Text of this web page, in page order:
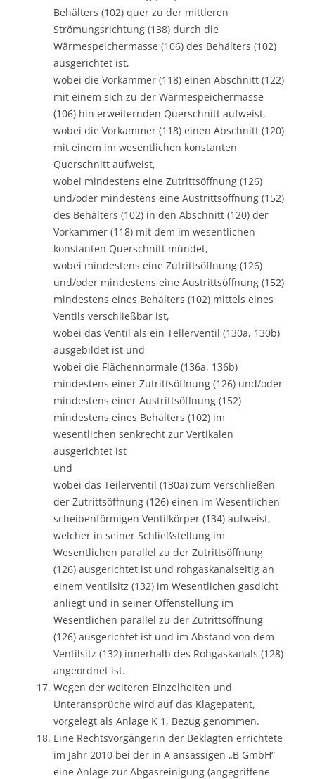
Behälters (102) quer zu der mittleren
Strömungsrichtung (138) durch die
Wärmespeichermasse (106) des Behälters (102)
ausgerichtet ist,
wobei die Vorkammer (118) einen Abschnitt (122)
mit einem sich zu der Wärmespeichermasse
(106) hin erweiternden Querschnitt aufweist,
wobei die Vorkammer (118) einen Abschnitt (120)
mit einem im wesentlichen konstanten
Querschnitt aufweist,
wobei mindestens eine Zutrittsöffnung (126)
und/oder mindestens eine Austrittsöffnung (152)
des Behälters (102) in den Abschnitt (120) der
Vorkammer (118) mit dem im wesentlichen
konstanten Querschnitt mündet,
wobei mindestens eine Zutrittsöffnung (126)
und/oder mindestens eine Austrittsöffnung (152)
mindestens eines Behälters (102) mittels eines
Ventils verschließbar ist,
wobei das Ventil als ein Tellerventil (130a, 130b)
ausgebildet ist und
wobei die Flächennormale (136a, 136b)
mindestens einer Zutrittsöffnung (126) und/oder
mindestens einer Austrittsöffnung (152)
mindestens eines Behälters (102) im
wesentlichen senkrecht zur Vertikalen
ausgerichtet ist
und
wobei das Teilerventil (130a) zum Verschließen
der Zutrittsöffnung (126) einen im Wesentlichen
scheibenförmigen Ventilkörper (134) aufweist,
welcher in seiner Schließstellung im
Wesentlichen parallel zu der Zutrittsöffnung
(126) ausgerichtet ist und rohgaskanalseitig an
einem Ventilsitz (132) im Wesentlichen gasdicht
anliegt und in seiner Offenstellung im
Wesentlichen parallel zu der Zutrittsöffnung
(126) ausgerichtet ist und im Abstand von dem
Ventilsitz (132) innerhalb des Rohgaskanals (128)
angeordnet ist.
Wegen der weiteren Einzelheiten und
Unteransprüche wird auf das Klagepatent,
vorgelegt als Anlage K 1, Bezug genommen.
Eine Rechtsvorgängerin der Beklagten errichtete
im Jahr 2010 bei der in A ansässigen „B GmbH“
eine Anlage zur Abgasreinigung (angegriffene